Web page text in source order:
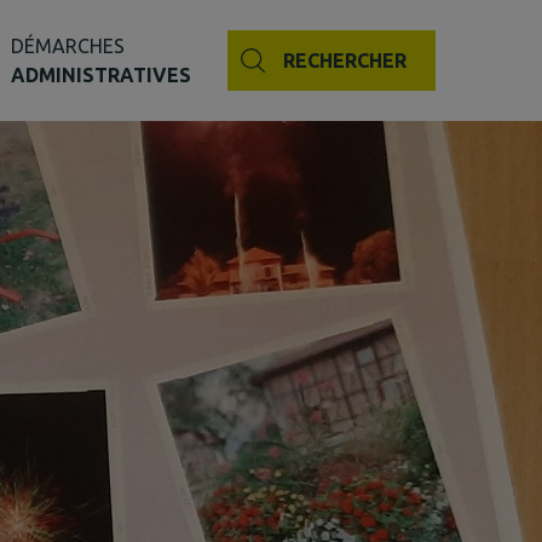
départemental
ans
DÉMARCHES
ADMINISTRATIVES
RECHERCHER